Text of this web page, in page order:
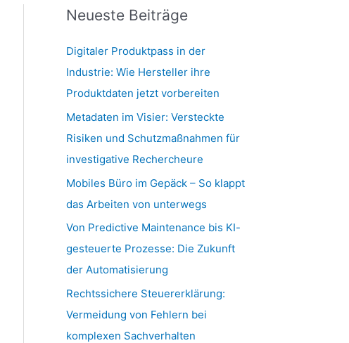
Neueste Beiträge
Digitaler Produktpass in der
Industrie: Wie Hersteller ihre
Produktdaten jetzt vorbereiten
Metadaten im Visier: Versteckte
Risiken und Schutzmaßnahmen für
investigative Rechercheure
Mobiles Büro im Gepäck – So klappt
das Arbeiten von unterwegs
Von Predictive Maintenance bis KI-
gesteuerte Prozesse: Die Zukunft
der Automatisierung
Rechtssichere Steuererklärung:
Vermeidung von Fehlern bei
komplexen Sachverhalten